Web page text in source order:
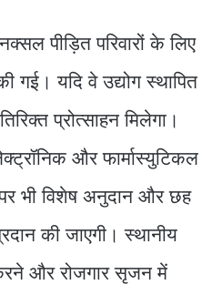
पीड़ित परिवारों के लिए
गई। यदि वे उद्योग स्थापित
प्रोत्साहन मिलेगा।
और फार्मास्युटिकल
भी विशेष अनुदान और छह
की जाएगी। स्थानीय
और रोजगार सृजन में